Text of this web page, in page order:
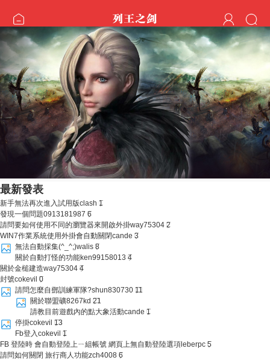
最新發表
新手無法再次進入試用版clash 1
發現一個問題0913181987 6
請問要如何使用不同的瀏覽器來開啟外掛way75304 2
WIN7作業系統使用外掛會自動關閉cande 3
無法自動採集(^_^;)walis 8
關於自動打怪的功能ken99158013 4
關於金槌建造way75304 4
封號cokevil 0
請問怎麼自鄧訓練軍隊?shun830730 11
關於聯盟礦8267kd 21
請教目前遊戲內的點大象活動cande 1
停掛cokevil 13
Fb登入cokevil 1
FB 登陸時 會自動登陸上ㄧ組帳號 網頁上無自動登陸選項 leberpc 5
請問如何關閉 旅行商人功能zch4008 6